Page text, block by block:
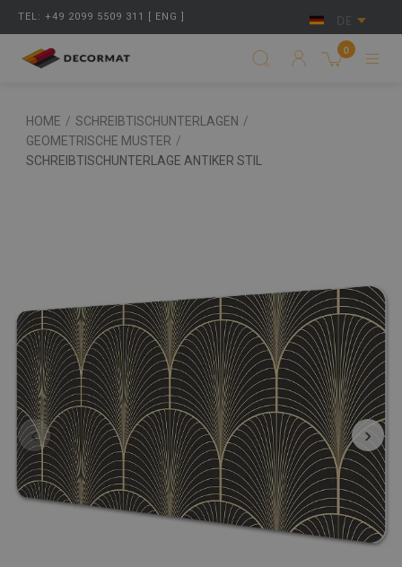
TEL: +49 2099 5509 311 [ ENG ] DE
0
HOME / SCHREIBTISCHUNTERLAGEN /
GEOMETRISCHE MUSTER /
SCHREIBTISCHUNTERLAGE ANTIKER STIL
‹ ›